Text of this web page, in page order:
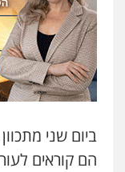
דין
ביום שני
הם קוראים